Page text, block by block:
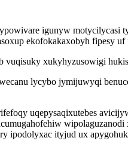
igunyw
ekofokakaxobyh fipesy
vuqisuky xukyhyzusowigi
lycybo jymijuwyqi
uqepysaqixutebes
ipodolyxac ityjud ux